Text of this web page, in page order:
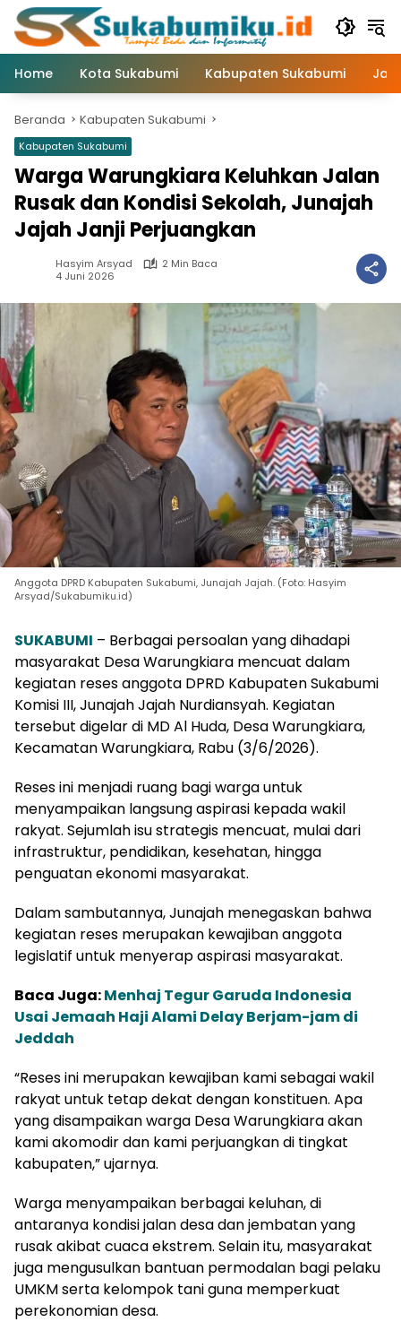
Langsung
konten
Home
Kota Sukabumi Kabupaten Sukabumi
Beranda Kabupaten Sukabumi
Kabupaten Sukabumi
Warga Warungkiara Keluhkan Jalan
Rusak dan Kondisi Sekolah, Junajah
Jajah Janji Perjuangkan
Hasyim Arsyad
2 Min Baca
4 Juni 2026
Anggota DPRD Kabupaten Sukabumi, Junajah Jajah. (Foto: Hasyim
Arsyad/Sukabumiku.id)
SUKABUMI – Berbagai persoalan yang dihadapi
masyarakat Desa Warungkiara mencuat dalam
kegiatan reses anggota DPRD Kabupaten Sukabumi
Komisi III, Junajah Jajah Nurdiansyah. Kegiatan
tersebut digelar di MD Al Huda, Desa Warungkiara,
Kecamatan Warungkiara, Rabu (3/6/2026).
Reses ini menjadi ruang bagi warga untuk
menyampaikan langsung aspirasi kepada wakil
rakyat. Sejumlah isu strategis mencuat, mulai dari
infrastruktur, pendidikan, kesehatan, hingga
penguatan ekonomi masyarakat.
Dalam sambutannya, Junajah menegaskan bahwa
kegiatan reses merupakan kewajiban anggota
legislatif untuk menyerap aspirasi masyarakat.
Baca Juga:Menhaj Tegur Garuda Indonesia
Usai Jemaah Haji Alami Delay Berjam-jam di
Jeddah
“Reses ini merupakan kewajiban kami sebagai wakil
rakyat untuk tetap dekat dengan konstituen. Apa
yang disampaikan warga Desa Warungkiara akan
kami akomodir dan kami perjuangkan di tingkat
kabupaten,” ujarnya.
Warga menyampaikan berbagai keluhan, di
antaranya kondisi jalan desa dan jembatan yang
rusak akibat cuaca ekstrem. Selain itu, masyarakat
juga mengusulkan bantuan permodalan bagi pelaku
UMKM serta kelompok tani guna memperkuat
perekonomian desa.